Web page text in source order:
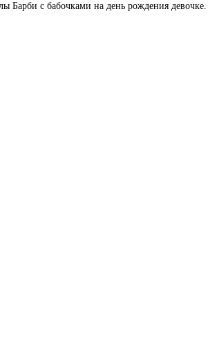
Барби с бабочками на день рождения